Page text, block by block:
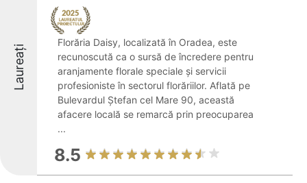
Laureați
Florăria Daisy, localizată în Oradea, este
recunoscută ca o sursă de încredere pentru
aranjamente florale speciale și servicii
profesioniste în sectorul florăriilor. Aflată pe
Bulevardul Ștefan cel Mare 90, această
afacere locală se remarcă prin preocuparea
...
8.5